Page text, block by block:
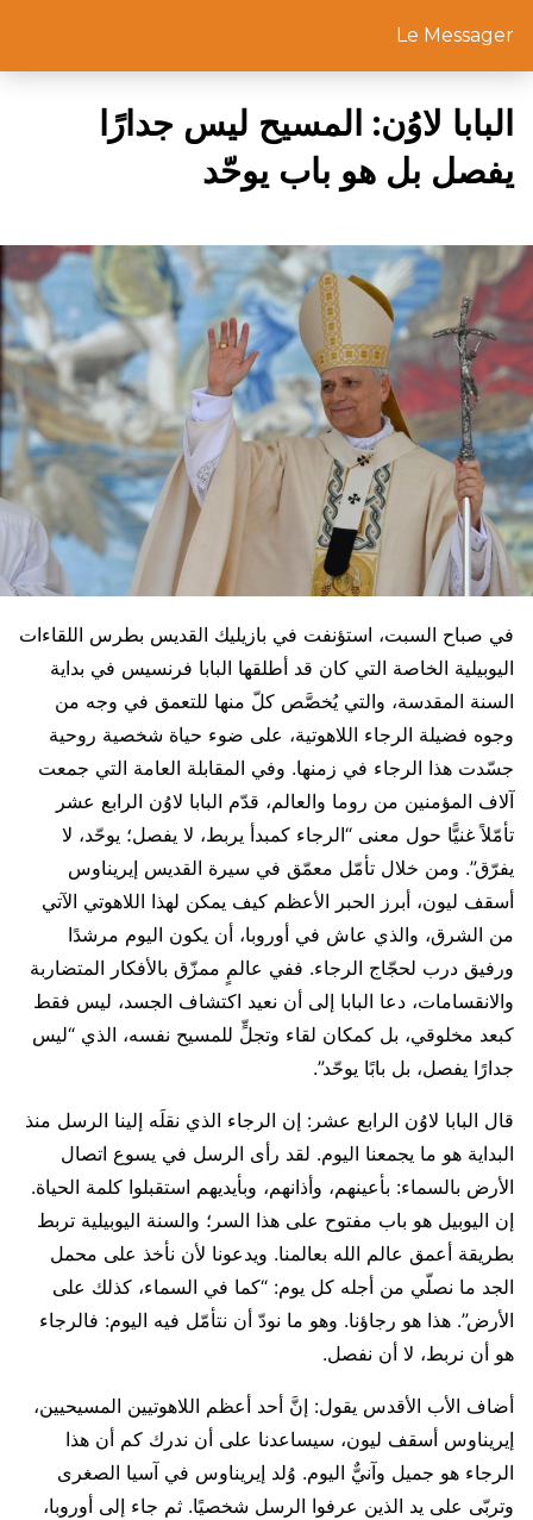
Le Messager
البابا لاوُن: المسيح ليس جدارًا
يفصل بل هو باب يوحّد
في صباح السبت، استؤنفت في بازيليك القديس بطرس اللقاءات
اليوبيلية الخاصة التي كان قد أطلقها البابا فرنسيس في بداية
السنة المقدسة، والتي يُخصَّص كلّ منها للتعمق في وجه من
وجوه فضيلة الرجاء اللاهوتية، على ضوء حياة شخصية روحية
جسّدت هذا الرجاء في زمنها. وفي المقابلة العامة التي جمعت
آلاف المؤمنين من روما والعالم، قدّم البابا لاوُن الرابع عشر
تأمّلاً غنيًّا حول معنى “الرجاء كمبدأ يربط، لا يفصل؛ يوحّد، لا
يفرّق”. ومن خلال تأمّل معمّق في سيرة القديس إيريناوس
أسقف ليون، أبرز الحبر الأعظم كيف يمكن لهذا اللاهوتي الآتي
من الشرق، والذي عاش في أوروبا، أن يكون اليوم مرشدًا
ورفيق درب لحجّاج الرجاء. ففي عالمٍ ممزّق بالأفكار المتضاربة
والانقسامات، دعا البابا إلى أن نعيد اكتشاف الجسد، ليس فقط
كبعد مخلوقي، بل كمكان لقاء وتجلٍّ للمسيح نفسه، الذي “ليس
جدارًا يفصل، بل بابًا يوحّد”.
قال البابا لاوُن الرابع عشر: إن الرجاء الذي نقلَه إلينا الرسل منذ
البداية هو ما يجمعنا اليوم. لقد رأى الرسل في يسوع اتصال
الأرض بالسماء: بأعينهم، وأذانهم، وبأيديهم استقبلوا كلمة الحياة.
إن اليوبيل هو باب مفتوح على هذا السر؛ والسنة اليوبيلية تربط
بطريقة أعمق عالم الله بعالمنا. ويدعونا لأن نأخذ على محمل
الجد ما نصلّي من أجله كل يوم: “كما في السماء، كذلك على
الأرض”. هذا هو رجاؤنا. وهو ما نودّ أن نتأمّل فيه اليوم: فالرجاء
هو أن نربط، لا أن نفصل.
أضاف الأب الأقدس يقول: إنَّ أحد أعظم اللاهوتيين المسيحيين،
إيريناوس أسقف ليون، سيساعدنا على أن ندرك كم أن هذا
الرجاء هو جميل وآنيٌّ اليوم. وُلد إيريناوس في آسيا الصغرى
وتربّى على يد الذين عرفوا الرسل شخصيًا. ثم جاء إلى أوروبا،